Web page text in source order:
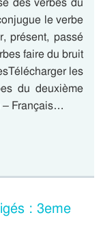
le verbe
présent, passé
faire du bruit
les
du deuxième
– Français…
: 3eme